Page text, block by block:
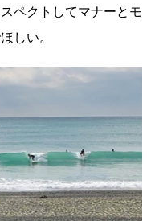
ペクトしてマナーとモ
しい。